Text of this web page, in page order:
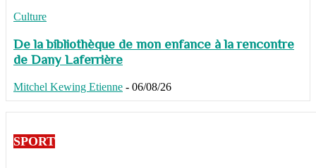
Culture
De la bibliothèque de mon enfance à la rencontre
de Dany Laferrière
Mitchel Kewing Etienne - 06/08/26
SPORT